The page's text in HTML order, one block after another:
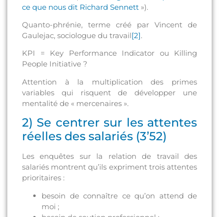
ce que nous dit Richard Sennett »).
Quanto-phrénie, terme créé par Vincent de
Gaulejac, sociologue du travail[2].
KPI = Key Performance Indicator ou Killing
People Initiative ?
Attention à la multiplication des primes
variables qui risquent de développer une
mentalité de « mercenaires ».
2) Se centrer sur les attentes
réelles des salariés (3’52)
Les enquêtes sur la relation de travail des
salariés montrent qu’ils expriment trois attentes
prioritaires :
besoin de connaître ce qu’on attend de
moi ;